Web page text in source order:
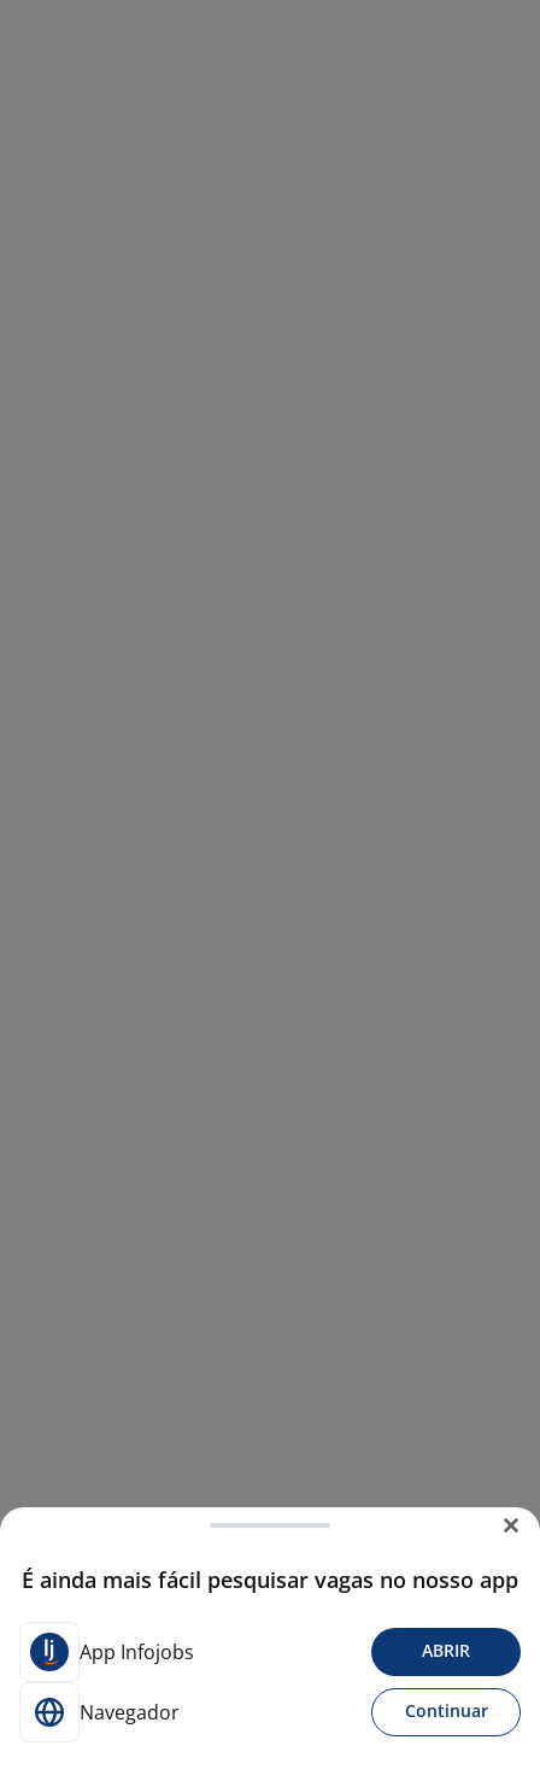
É ainda mais fácil pesquisar vagas no nosso app
App Infojobs ABRIR
Navegador Continuar